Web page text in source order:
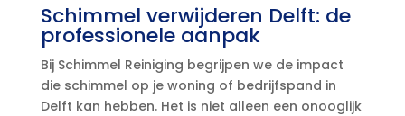
Schimmel verwijderen Delft: de
professionele aanpak
Bij Schimmel Reiniging begrijpen we de impact
die schimmel op je woning of bedrijfspand in
Delft kan hebben.​ Het is niet alleen een onooglijk